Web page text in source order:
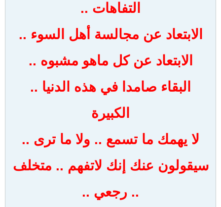
التفاهات ..
الابتعاد عن مجالسة أهل السوء ..
الابتعاد عن كل ماهو مشبوه ..
البقاء صامدا في هذه الدنيا ..
الكبيرة
لا يهمك ما تسمع .. ولا ما ترى ..
سيقولون عنك إنك لاتفهم .. متخلف
.. رجعي ..